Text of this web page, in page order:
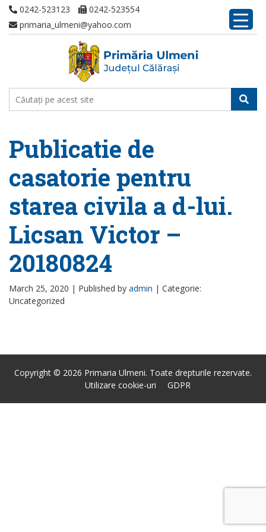
0242-523123
0242-523554
primaria_ulmeni@yahoo.com
Publicatie de
casatorie pentru
starea civila a d-lui.
Licsan Victor –
20180824
March 25, 2020 | Published by admin | Categorie:
Uncategorized
Copyright © 2026 Primaria Ulmeni. Toate drepturile rezervate.
Utilizare cookie-uri
GDPR